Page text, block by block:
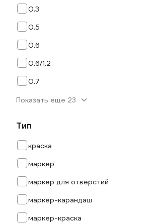
0.3
0.5
0.6
0.6/1.2
0.7
Показать еще 23
Тип
краска
маркер
маркер для отверстий
маркер-карандаш
маркер-краска